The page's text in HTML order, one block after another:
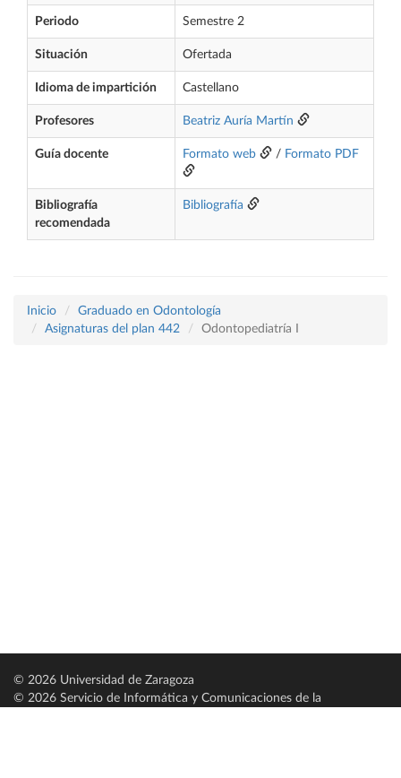
Periodo Semestre 2
Situación Ofertada
Idioma de impartición Castellano
Profesores Beatriz Auría Martín
Guía docente Formato web / Formato PDF
Bibliografía
recomendada
Bibliografía
Inicio
Graduado en Odontología
Asignaturas del plan 442
Odontopediatría I
© 2026 Universidad de Zaragoza
© 2026 Servicio de Informática y Comunicaciones de la